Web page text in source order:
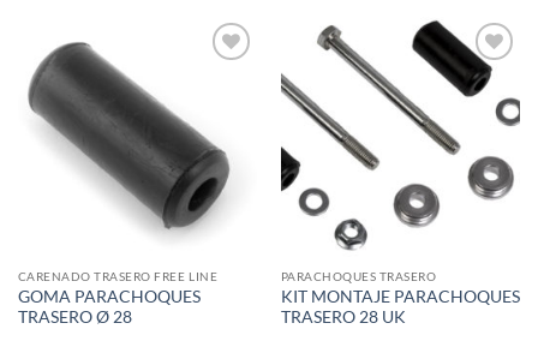
CARENADO TRASERO FREE LINE
GOMA PARACHOQUES
TRASERO Ø 28
Add to
wishlist
PARACHOQUES TRASERO
KIT MONTAJE PARACHOQUES
TRASERO 28 UK